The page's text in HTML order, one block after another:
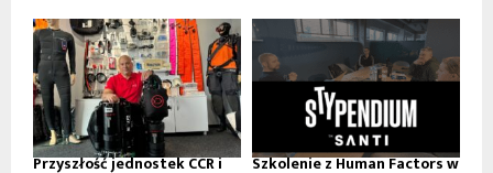
Przyszłość jednostek CCR i Szkolenie z Human Factors w